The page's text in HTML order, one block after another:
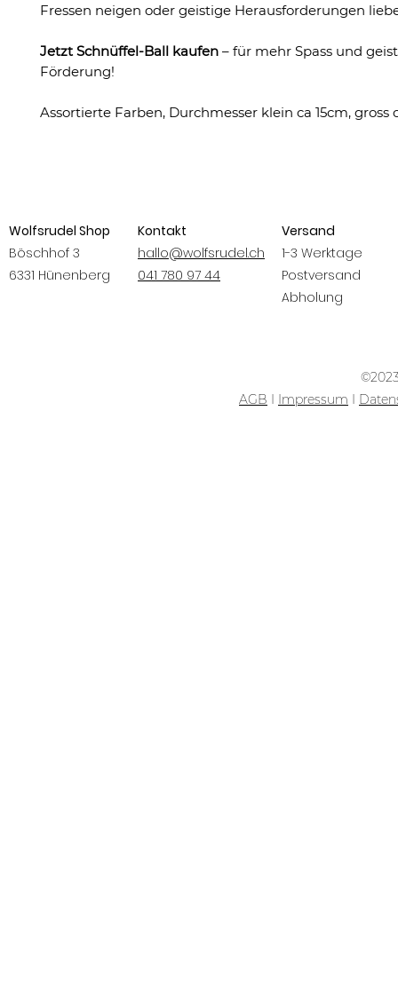
Fressen neigen oder geistige Herausforderungen
Jetzt Schnüffel-Ball kaufen – für mehr Spass und
Förderung!
Assortierte Farben, Durchmesser klein ca 15cm, gross
Wolfsrudel Shop
Böschhof 3
6331 Hünenberg
Kontakt
hallo@wolfsrudel.ch
041 780 97 44
Versand
1-3 Werktage
Postversand
Abholung
AGB I Impressum I